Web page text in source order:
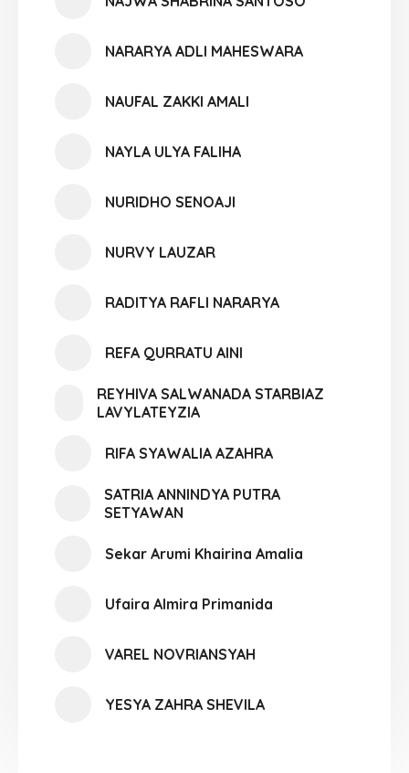
NARARYA ADLI MAHESWARA
NAUFAL ZAKKI AMALI
NAYLA ULYA FALIHA
NURIDHO SENOAJI
NURVY LAUZAR
RADITYA RAFLI NARARYA
REFA QURRATU AINI
REYHIVA SALWANADA STARBIAZ
LAVYLATEYZIA
RIFA SYAWALIA AZAHRA
SATRIA ANNINDYA PUTRA
SETYAWAN
Sekar Arumi Khairina Amalia
Ufaira Almira Primanida
VAREL NOVRIANSYAH
YESYA ZAHRA SHEVILA